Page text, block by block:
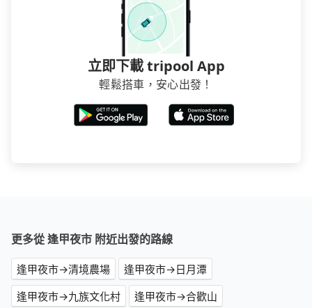
立即下載 tripool App
輕鬆搭車，安心出發！
更多從 逢甲夜市 附近出發的路線
逢甲夜市→清境農場
逢甲夜市→日月潭
逢甲夜市→九族文化村
逢甲夜市→合歡山